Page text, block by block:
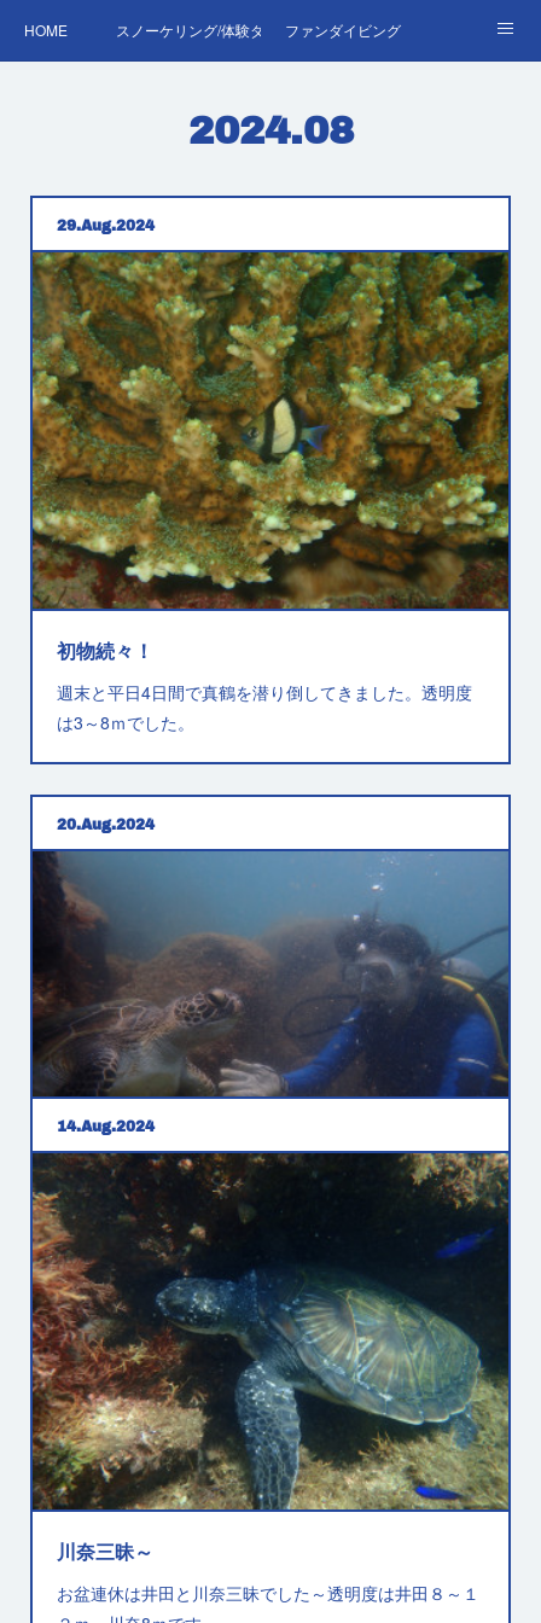
HOME スノーケリング/体験ダイビングファンダイビング
ダイビング・スキルアップレッスン｜プールで安心練習
AOW RED＆EFR
2024.08
29 Aug 2024
初物続々！
週末と平日4日間で真鶴を潜り倒してきました。透明度
は3～8ｍでした。
20 Aug 2024
お盆期間おわり～
お盆期間最後の週末は大瀬崎、井田、川奈と潜ってきま
した。透明度は大瀬崎5ｍ、井田10～12ｍ、川奈5～8ｍ
でした。
14 Aug 2024
川奈三昧～
お盆連休は井田と川奈三昧でした～透明度は井田８～１